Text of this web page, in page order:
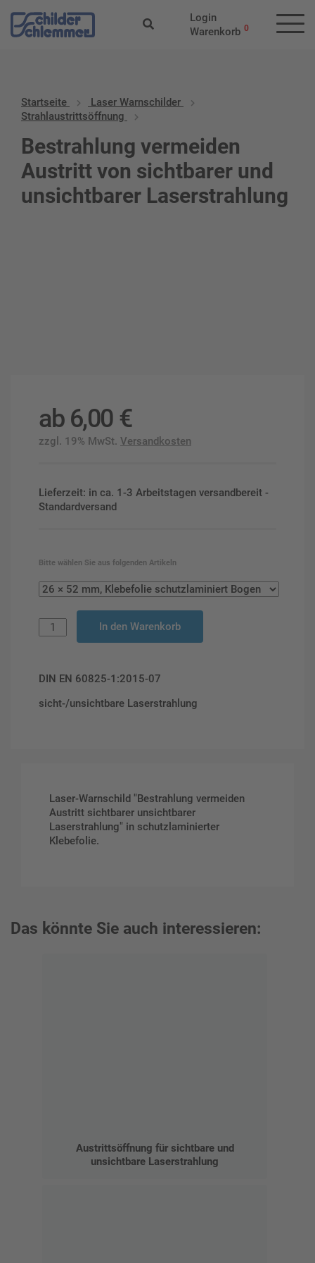
Login
Warenkorb 0
Startseite
Laser Warnschilder
Strahlaustrittsöffnung
Bestrahlung vermeiden
Austritt von sichtbarer und
unsichtbarer Laserstrahlung
ab 6,00 €
zzgl. 19% MwSt. Versandkosten
Lieferzeit: in ca. 1-3 Arbeitstagen versandbereit -
Standardversand
Bitte wählen Sie aus folgenden Artikeln
In den Warenkorb
DIN EN 60825-1:2015-07
sicht-/unsichtbare Laserstrahlung
Laser-Warnschild "Bestrahlung vermeiden
Austritt sichtbarer unsichtbarer
Laserstrahlung" in schutzlaminierter
Klebefolie.
Das könnte Sie auch interessieren:
Austrittsöffnung für sichtbare und
unsichtbare Laserstrahlung